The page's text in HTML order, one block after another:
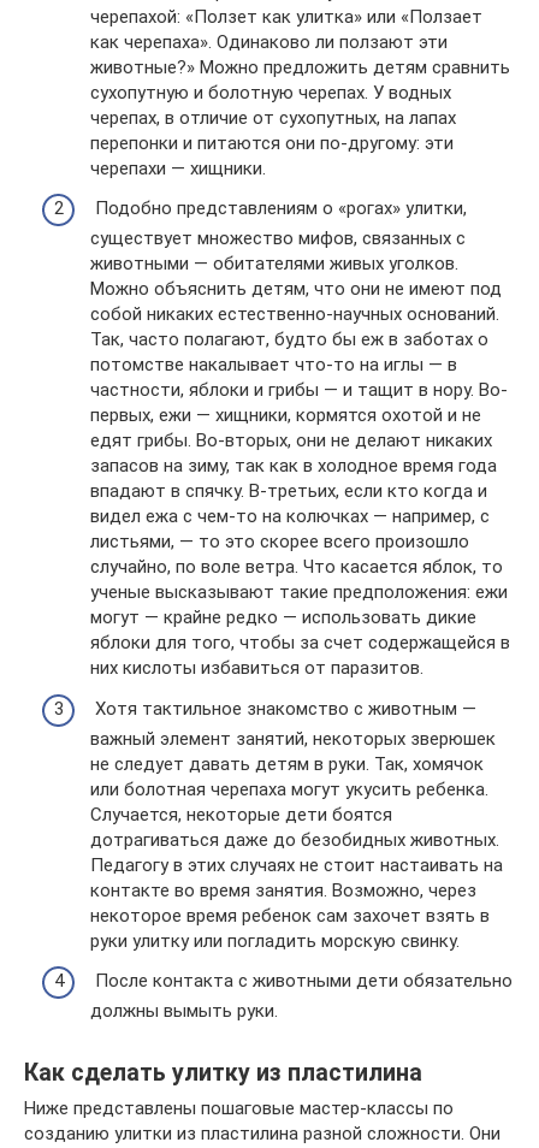
черепахой: «Ползет как улитка» или «Ползает
как черепаха». Одинаково ли ползают эти
животные?» Можно предложить детям сравнить
сухопутную и болотную черепах. У водных
черепах, в отличие от сухопутных, на лапах
перепонки и питаются они по-другому: эти
черепахи — хищники.
Подобно представлениям о «рогах» улитки,
существует множество мифов, связанных с
животными — обитателями живых уголков.
Можно объяснить детям, что они не имеют под
собой никаких естественно-научных оснований.
Так, часто полагают, будто бы еж в заботах о
потомстве накалывает что-то на иглы — в
частности, яблоки и грибы — и тащит в нору. Во-
первых, ежи — хищники, кормятся охотой и не
едят грибы. Во-вторых, они не делают никаких
запасов на зиму, так как в холодное время года
впадают в спячку. В-третьих, если кто когда и
видел ежа с чем-то на колючках — например, с
листьями, — то это скорее всего произошло
случайно, по воле ветра. Что касается яблок, то
ученые высказывают такие предположения: ежи
могут — крайне редко — использовать дикие
яблоки для того, чтобы за счет содержащейся в
них кислоты избавиться от паразитов.
Хотя тактильное знакомство с животным —
важный элемент занятий, некоторых зверюшек
не следует давать детям в руки. Так, хомячок
или болотная черепаха могут укусить ребенка.
Случается, некоторые дети боятся
дотрагиваться даже до безобидных животных.
Педагогу в этих случаях не стоит настаивать на
контакте во время занятия. Возможно, через
некоторое время ребенок сам захочет взять в
руки улитку или погладить морскую свинку.
После контакта с животными дети обязательно
должны вымыть руки.
Как сделать улитку из пластилина
Ниже представлены пошаговые мастер-классы по
созданию улитки из пластилина разной сложности. Они